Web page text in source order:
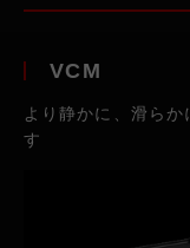
VCM
より静かに、滑ら
す